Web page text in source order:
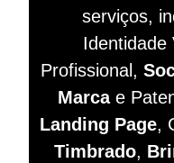
serviços,
Identidade
Profissional,
Marca e
Landing Page,
Timbrado,